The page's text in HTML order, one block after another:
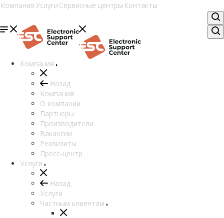
Компания Услуги Сервисные центры Контакты
Компания
Назад
Компания
О компании
Партнеры
Производители
Вакансии
Реквизиты
Пресс-центр
Услуги
Назад
Услуги
Частным клиентам